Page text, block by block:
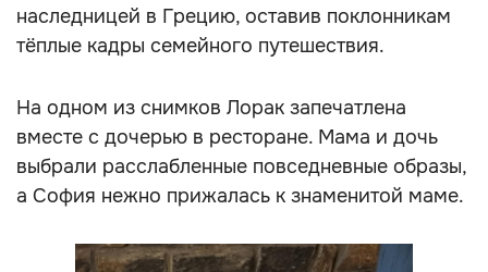
наследницей в Грецию, оставив поклонникам
тёплые кадры семейного путешествия.
На одном из снимков Лорак запечатлена
вместе с дочерью в ресторане. Мама и дочь
выбрали расслабленные повседневные образы,
а София нежно прижалась к знаменитой маме.